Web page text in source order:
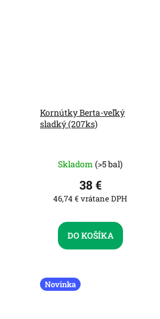
Kornútky Berta-veľký
sladký (207ks)
Skladom (>5 bal)
46,74 € vrátane DPH
38 €
DO KOŠÍKA
Novinka